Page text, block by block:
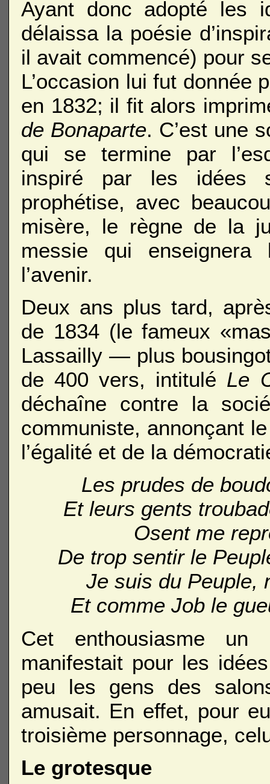
Ayant donc adopté les
délaissa la poésie
il avait commencé) pour
L’occasion lui fut donnée
en 1832; il fit alors
de Bonaparte. C’est une
qui se termine par
inspiré par les idées
prophétise, avec
misère, le règne de la
messie qui enseignera
l’avenir.
Deux ans plus tard,
de 1834 (le fameux
Lassailly — plus
de 400 vers, intitulé Le
déchaîne contre la
communiste, annonçant
l’égalité et de la
Les prudes de
Et leurs gents
Osent me
De trop sentir le
Je suis du Peuple,
Et comme Job le
Cet enthousiasme un
manifestait pour les
peu les gens des
amusait. En effet, pour
troisième personnage,
Le grotesque